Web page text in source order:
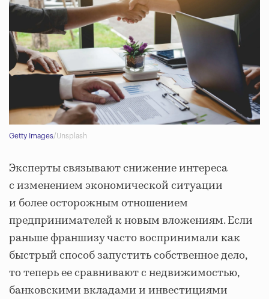
Getty Images/Unsplash
Эксперты связывают снижение интереса
с изменением экономической ситуации
и более осторожным отношением
предпринимателей к новым вложениям. Если
раньше франшизу часто воспринимали как
быстрый способ запустить собственное дело,
то теперь ее сравнивают с недвижимостью,
банковскими вкладами и инвестициями